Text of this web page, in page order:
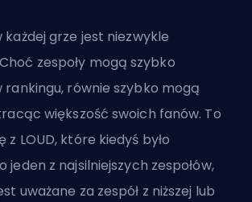
każdej grze jest niezwykle
zespoły mogą szybko
rankingu, równie szybko mogą
większość swoich fanów. To
z LOUD, które kiedyś było
jeden z najsilniejszych zespołów,
uważane za zespół z niższej lub